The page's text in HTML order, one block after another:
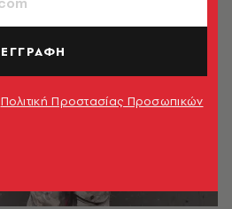
ΕΓΓΡΑΦΗ
Πολιτική Προστασίας Προσωπικών